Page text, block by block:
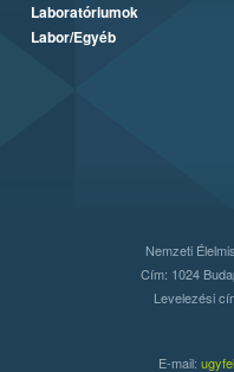
Laboratóriumok
Labor/Egyéb
Nemzeti
Cím: 1024
Levelezési
E-mail: